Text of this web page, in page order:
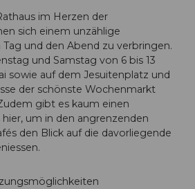
im Herzen der
sich einem unzählige
und den Abend zu verbringen.
und Samstag von 6 bis 13
sowie auf dem Jesuitenplatz und
der schönste Wochenmarkt
gibt es kaum einen
hier, um in den angrenzenden
den Blick auf die davorliegende